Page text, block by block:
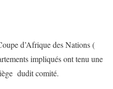
d’Afrique des Nations (
impliqués ont tenu une
dudit comité.